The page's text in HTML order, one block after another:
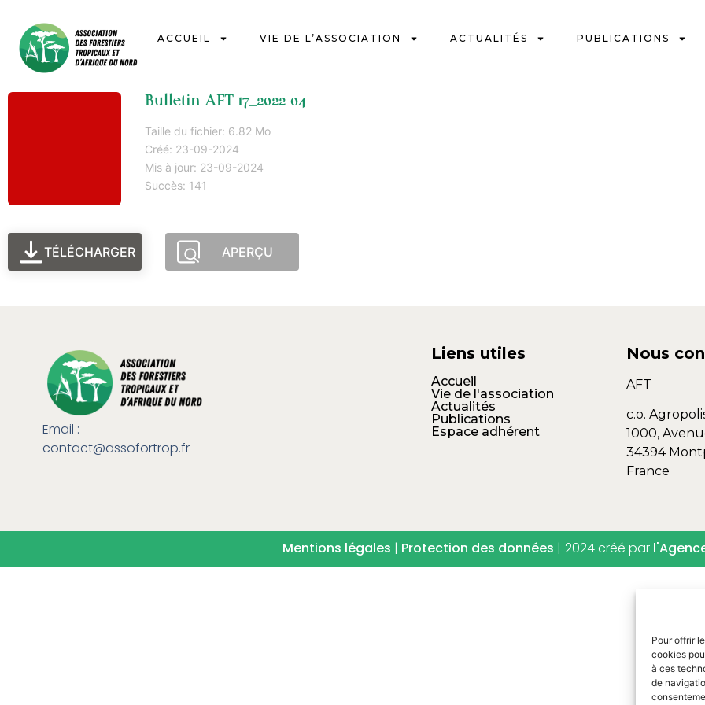
Pour offrir
cookies
à ces
de
ACCUEIL VIE DE L’ASSOCIATION ACTUALITÉS PUBLICATIONS
Bulletin AFT 17_2022 04
Taille du fichier: 6.82 Mo
Créé: 23-09-2024
Mis à jour: 23-09-2024
Succès: 141
TÉLÉCHARGER APERÇU
Email :
contact@assofortrop.fr​
Liens utiles
Accueil
Vie de l'association
Actualités
Publications
Espace adhérent
Nous
AFT
c.o.
1000,
34394
France
Mentions légales | Protection des données | 2024 créé par